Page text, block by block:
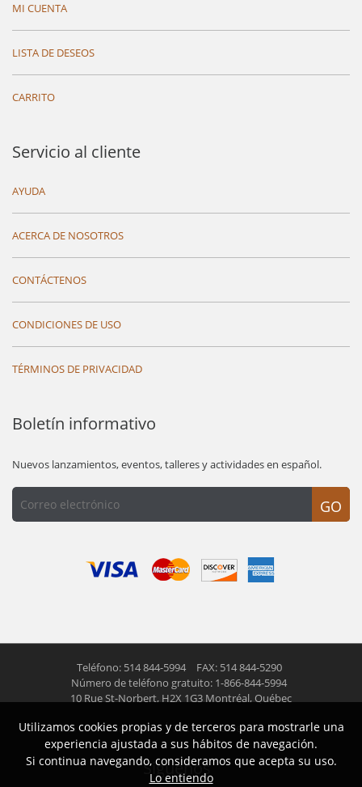
MI CUENTA
LISTA DE DESEOS
CARRITO
Servicio al cliente
AYUDA
ACERCA DE NOSOTROS
CONTÁCTENOS
CONDICIONES DE USO
TÉRMINOS DE PRIVACIDAD
Boletín informativo
Nuevos lanzamientos, eventos, talleres y actividades en español.
GO
Teléfono: 514 844-5994
FAX: 514 844-5290
Número de teléfono gratuito: 1-866-844-5994
10 Rue St-Norbert, H2X 1G3 Montréal, Québec
© 2026 Las Americas inc. Todos los derechos reservados
Siguenos
Utilizamos cookies propias y de terceros para mostrarle una
experiencia ajustada a sus hábitos de navegación.
Si continua navegando, consideramos que acepta su uso.
Lo entiendo